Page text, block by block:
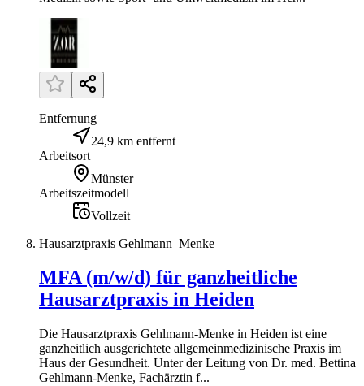
Entfernung
24,9 km entfernt
Arbeitsort
Münster
Arbeitszeitmodell
Vollzeit
Hausarztpraxis Gehlmann–Menke
MFA (m/w/d) für ganzheitliche
Hausarztpraxis in Heiden
Die Hausarztpraxis Gehlmann-Menke in Heiden ist eine
ganzheitlich ausgerichtete allgemeinmedizinische Praxis im
Haus der Gesundheit. Unter der Leitung von Dr. med. Bettina
Gehlmann-Menke, Fachärztin f...